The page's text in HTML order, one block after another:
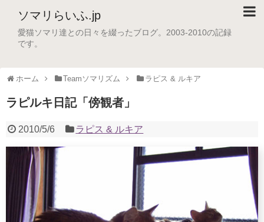
ソマリらいふ.jp
愛猫ソマリ達との日々を綴ったブログ。2003-2010の記録
です。
ホーム Teamソマリズム ラピス & ルキア
ラピルキ日記「傍観者」
2010/5/6 ラピス & ルキア